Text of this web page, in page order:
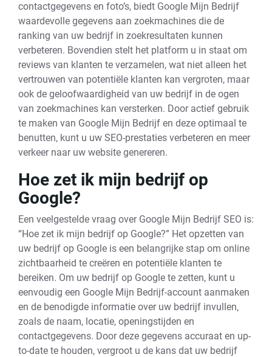
contactgegevens en foto’s, biedt Google Mijn Bedrijf
waardevolle gegevens aan zoekmachines die de
ranking van uw bedrijf in zoekresultaten kunnen
verbeteren. Bovendien stelt het platform u in staat om
reviews van klanten te verzamelen, wat niet alleen het
vertrouwen van potentiële klanten kan vergroten, maar
ook de geloofwaardigheid van uw bedrijf in de ogen
van zoekmachines kan versterken. Door actief gebruik
te maken van Google Mijn Bedrijf en deze optimaal te
benutten, kunt u uw SEO-prestaties verbeteren en meer
verkeer naar uw website genereren.
Hoe zet ik mijn bedrijf op
Google?
Een veelgestelde vraag over Google Mijn Bedrijf SEO is:
“Hoe zet ik mijn bedrijf op Google?” Het opzetten van
uw bedrijf op Google is een belangrijke stap om online
zichtbaarheid te creëren en potentiële klanten te
bereiken. Om uw bedrijf op Google te zetten, kunt u
eenvoudig een Google Mijn Bedrijf-account aanmaken
en de benodigde informatie over uw bedrijf invullen,
zoals de naam, locatie, openingstijden en
contactgegevens. Door deze gegevens accuraat en up-
to-date te houden, vergroot u de kans dat uw bedrijf